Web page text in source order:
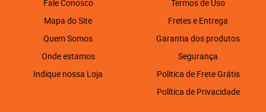
Fale Conosco
Mapa do Site
Quem Somos
Onde estamos
Indique nossa Loja
Termos de Uso
Fretes e Entrega
Garantia dos produtos
Segurança
Politica de Frete Grátis
Política de Privacidade